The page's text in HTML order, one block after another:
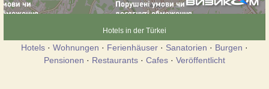
Hotels in der Türkei
Hotels · Wohnungen · Ferienhäuser · Sanatorien · Burgen ·
Pensionen · Restaurants · Cafes · Veröffentlicht